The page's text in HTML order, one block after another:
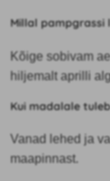
Millal pampgrassi
Kõige sobivam
hiljemalt aprilli
Kui madalale
Vanad lehed ja
maapinnast.